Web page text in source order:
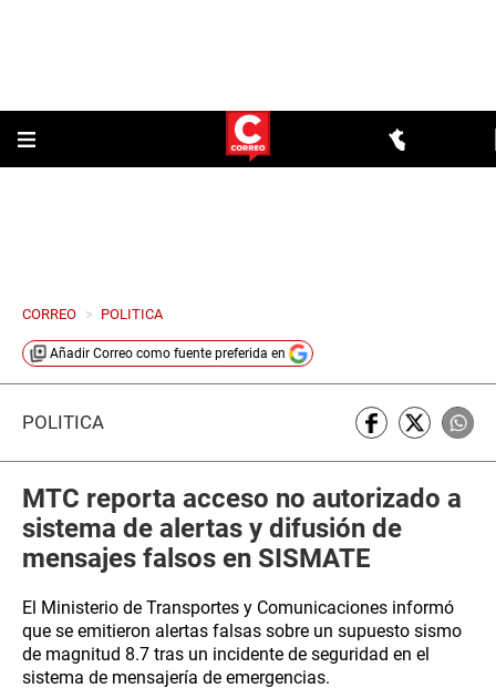
CORREO > POLITICA
Añadir Correo como fuente preferida en
POLÍTICA
MTC reporta acceso no autorizado a
sistema de alertas y difusión de
mensajes falsos en SISMATE
El Ministerio de Transportes y Comunicaciones informó
que se emitieron alertas falsas sobre un supuesto sismo
de magnitud 8.7 tras un incidente de seguridad en el
sistema de mensajería de emergencias.